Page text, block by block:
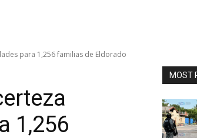
para 1,256 familias de Eldorado
1,256
MOST